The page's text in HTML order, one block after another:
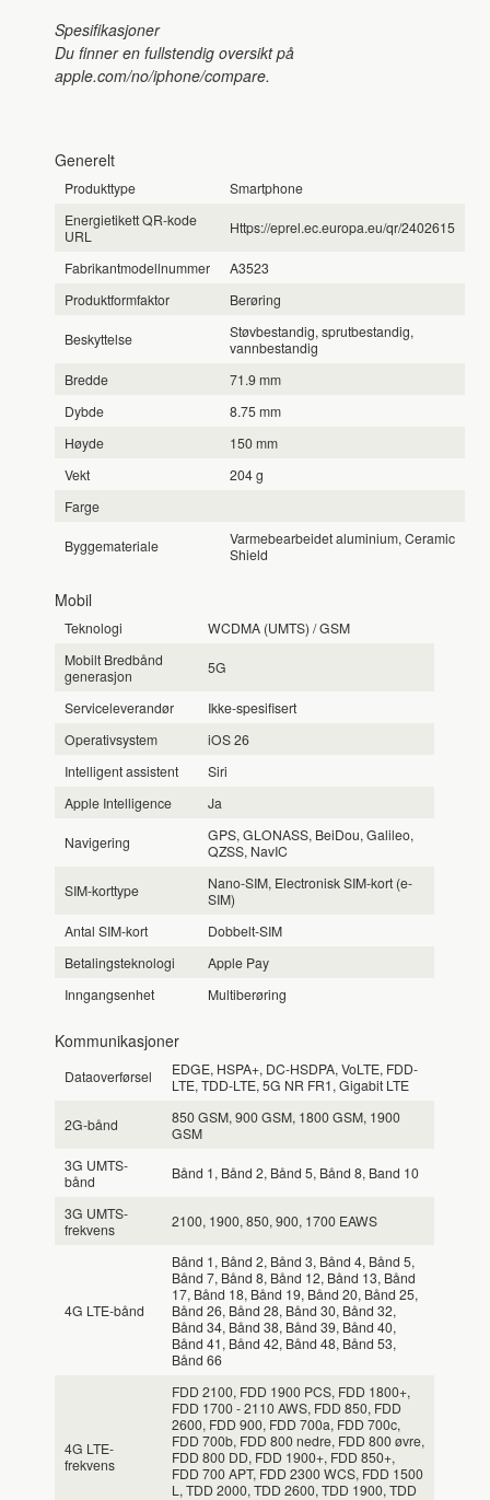
Spesifikasjoner
Du finner en fullstendig oversikt på
apple.com/no/iphone/compare.
Generelt
Produkttype
Smartphone
Energietikett QR-kode
URL
Https://eprel.ec.europa.eu/qr/2402615
Fabrikantmodellnummer
A3523
Produktformfaktor
Berøring
Beskyttelse
Støvbestandig, sprutbestandig,
vannbestandig
Bredde
71.9 mm
Dybde
8.75 mm
Høyde
150 mm
Vekt
204 g
Farge
Byggemateriale
Varme­bearbeidet aluminium, Ceramic
Shield
Mobil
Teknologi
WCDMA (UMTS) / GSM
Mobilt Bredbånd
generasjon
5G
Serviceleverandør
Ikke-spesifisert
Operativsystem
iOS 26
Intelligent assistent
Siri
Apple Intelligence
Ja
Navigering
GPS, GLONASS, BeiDou, Galileo,
QZSS, NavIC
SIM-korttype
Nano-SIM, Electronisk SIM-kort (e-
SIM)
Antal SIM-kort
Dobbelt-SIM
Betalingsteknologi
Apple Pay
Inngangsenhet
Multiberøring
Kommunikasjoner
Dataoverførsel
EDGE, HSPA+, DC-HSDPA, VoLTE, FDD-
LTE, TDD-LTE, 5G NR FR1, Gigabit LTE
2G-bånd
850 GSM, 900 GSM, 1800 GSM, 1900
GSM
3G UMTS-
bånd
Bånd 1, Bånd 2, Bånd 5, Bånd 8, Band 10
3G UMTS-
frekvens
2100, 1900, 850, 900, 1700 EAWS
4G LTE-bånd
Bånd 1, Bånd 2, Bånd 3, Bånd 4, Bånd 5,
Bånd 7, Bånd 8, Bånd 12, Bånd 13, Bånd
17, Bånd 18, Bånd 19, Bånd 20, Bånd 25,
Bånd 26, Bånd 28, Bånd 30, Bånd 32,
Bånd 34, Bånd 38, Bånd 39, Bånd 40,
Bånd 41, Bånd 42, Bånd 48, Bånd 53,
Bånd 66
4G LTE-
frekvens
FDD 2100, FDD 1900 PCS, FDD 1800+,
FDD 1700 - 2110 AWS, FDD 850, FDD
2600, FDD 900, FDD 700a, FDD 700c,
FDD 700b, FDD 800 nedre, FDD 800 øvre,
FDD 800 DD, FDD 1900+, FDD 850+,
FDD 700 APT, FDD 2300 WCS, FDD 1500
L, TDD 2000, TDD 2600, TDD 1900, TDD